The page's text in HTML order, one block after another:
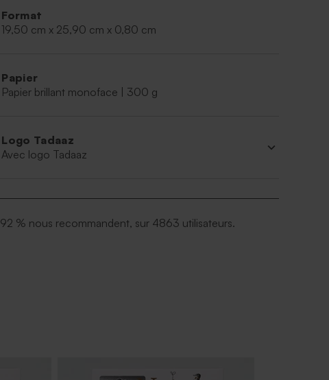
Format
19,50 cm x 25,90 cm x 0,80 cm
Papier
Papier brillant monoface | 300 g
Logo Tadaaz
Avec logo Tadaaz
92 % nous recommandent, sur 4863 utilisateurs.